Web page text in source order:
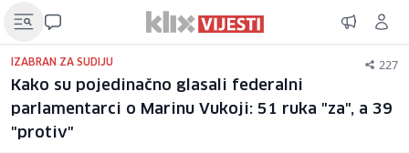
IZABRAN ZA SUDIJU 227
Kako su pojedinačno glasali federalni
parlamentarci o Marinu Vukoji: 51 ruka "za", a 39
"protiv"